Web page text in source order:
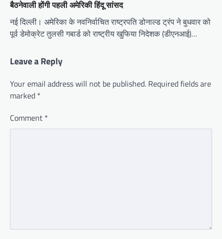
बैठनेवाली होंगी पहली अमेरिकी हिंदू सांसद
नई दिल्ली। अमेरिका के नवनिर्वाचित राष्ट्रपति डोनाल्ड ट्रंप ने बुधवार को
पूर्व डेमोक्रेट तुलसी गबार्ड को राष्ट्रीय खुफिया निदेशक (डीएनआई)…
Leave a Reply
Your email address will not be published. Required fields are
marked *
Comment *